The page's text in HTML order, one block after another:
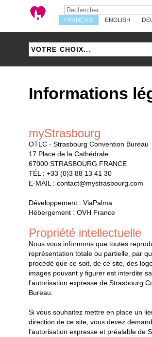
FRANÇAIS ENGLISH
Informations
myStrasbourg
OTLC - Strasbourg Convention Bureau
17 Place de la Cathédrale
67000 STRASBOURG FRANCE
TÉL : +33 (0)3 88 13 41 30
E-MAIL : contact@mystrasbourg.com
Développement : ViaPalma
Hébergement : OVH France
Propriété intellectuelle
Nous vous informons que toutes
représentation totale ou partielle, par
procédé que ce soit, de ce site, des
images pouvant y figurer est interdite
l’autorisation expresse de Strasbourg
Bureau.
Si vous souhaitez mettre en place un
direction de ce site, vous devez
l’autorisation expresse et préalable de